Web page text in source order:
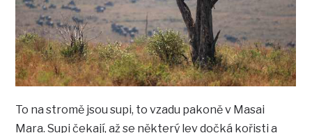
To na stromě jsou supi, to vzadu pakoně v Masai
Mara. Supi čekají, až se některý lev dočká kořisti a